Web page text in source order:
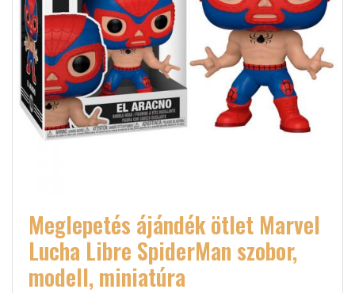
Meglepetés ájándék ötlet Marvel
Lucha Libre SpiderMan szobor,
modell, miniatúra